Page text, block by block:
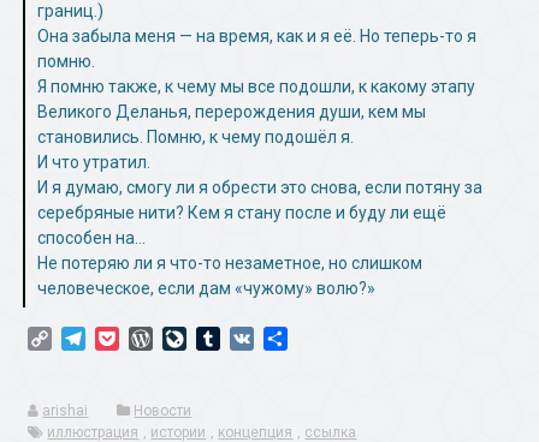
границ.)
Она забыла меня — на время, как и я её. Но теперь-то я
помню.
Я помню также, к чему мы все подошли, к какому этапу
Великого Деланья, перерождения души, кем мы
становились. Помню, к чему подошёл я.
И что утратил.
И я думаю, смогу ли я обрести это снова, если потяну за
серебряные нити? Кем я стану после и буду ли ещё
способен на…
Не потеряю ли я что-то незаметное, но слишком
человеческое, если дам «чужому» волю?»
Copy TelegramPocketWordPress
LiveJournal
Tumblr
VK
arishai
Новости
иллюстрация , истории , концепция , ссылка